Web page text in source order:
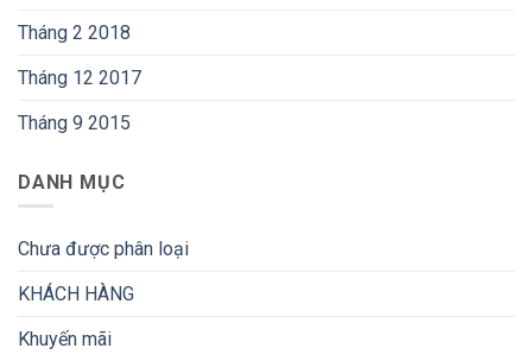
Tháng 2 2018
Tháng 12 2017
Tháng 9 2015
DANH MỤC
Chưa được phân loại
KHÁCH HÀNG
Khuyến mãi